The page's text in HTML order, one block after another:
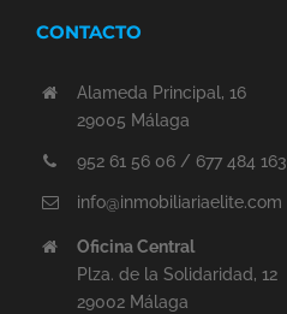
CONTACTO
Alameda Principal, 16
29005 Málaga
952 61 56 06 / 677 484 163
info@inmobiliariaelite.com
Oficina Central
Plza. de la Solidaridad, 12
29002 Málaga